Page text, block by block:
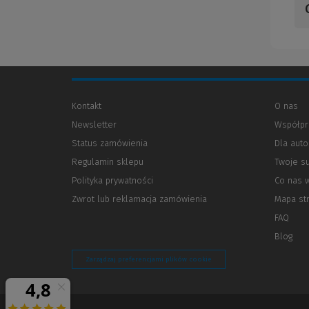
Kontakt
Newsletter
Status zamówienia
Regulamin sklepu
Polityka prywatności
innej
Zwrot lub reklamacja zamówienia
O nas
Dla
Twoje
Co nas
Mapa
FAQ
Blog
Zarządzaj preferencjami plików cookie